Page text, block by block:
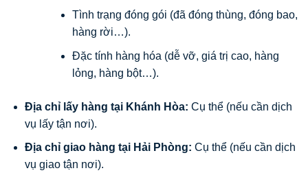
Tình trạng đóng gói (đã đóng thùng, đóng bao,
hàng rời…).
Đặc tính hàng hóa (dễ vỡ, giá trị cao, hàng
lỏng, hàng bột…).
Địa chỉ lấy hàng tại Khánh Hòa: Cụ thể (nếu cần dịch
vụ lấy tận nơi).
Địa chỉ giao hàng tại Hải Phòng: Cụ thể (nếu cần dịch
vụ giao tận nơi).